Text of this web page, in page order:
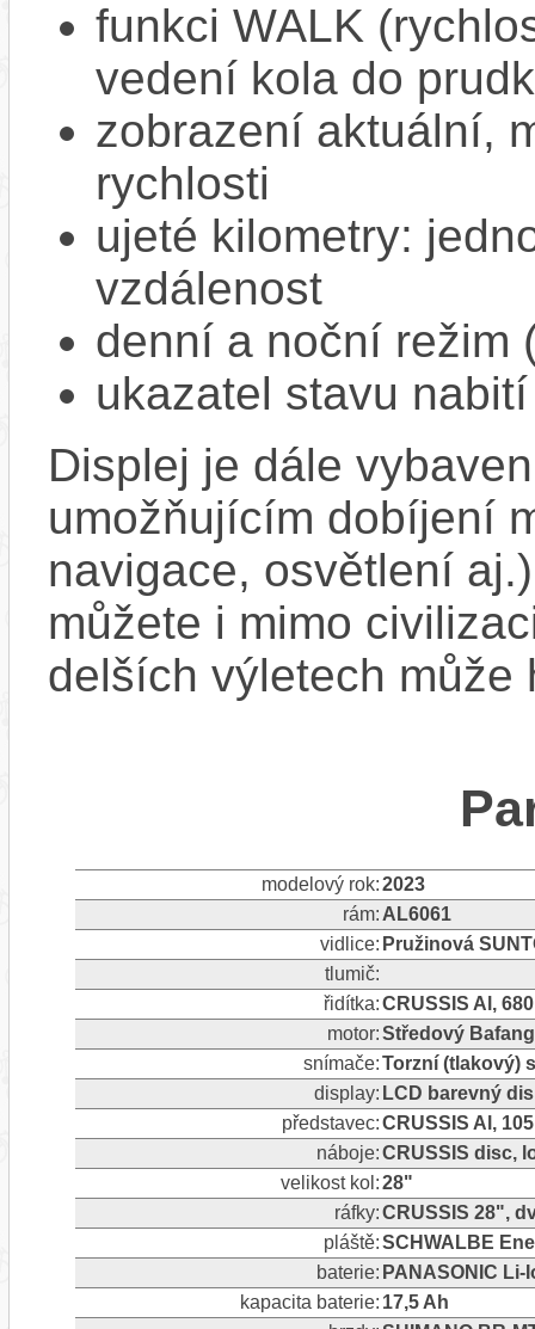
funkci WALK
vedení kola do
zobrazení aktuální,
rychlosti
ujeté kilometry:
vzdálenost
denní a noční režim
ukazatel stavu
Displej je dále
umožňujícím dobíjení
navigace, osvětlení
můžete i mimo
delších výletech může
modelový rok:2023
rám: AL6061
vidlice: Pružinová
tlumič:
řidítka:CRUSSIS Al,
motor:Středový
snímače:Torzní (tlakový)
display: LCD barevný
představec:CRUSSIS Al,
náboje:CRUSSIS disc,
velikost kol:28"
ráfky:CRUSSIS 28",
pláště:SCHWALBE
baterie: PANASONIC Li-
kapacita baterie: 17,5 Ah